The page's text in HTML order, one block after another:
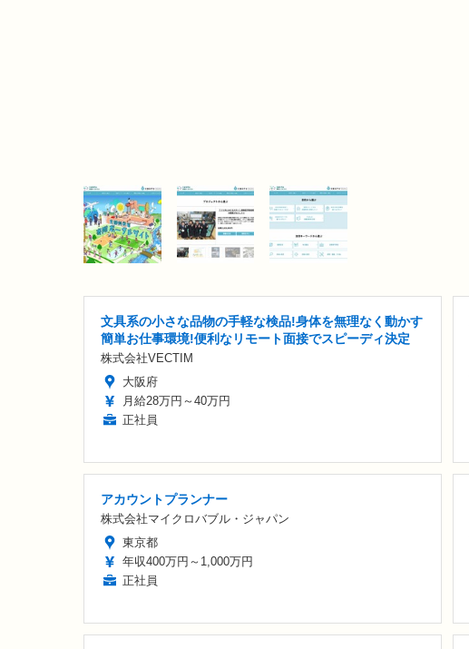
文具系の小さな品物の手軽な検品!身体を無理なく動かす
簡単お仕事環境!便利なリモート面接でスピーディ決定
株式会社VECTIM
大阪府
月給28万円～40万円
正社員
アカウントプランナー
株式会社マイクロバブル・ジャパン
東京都
年収400万円～1,000万円
正社員